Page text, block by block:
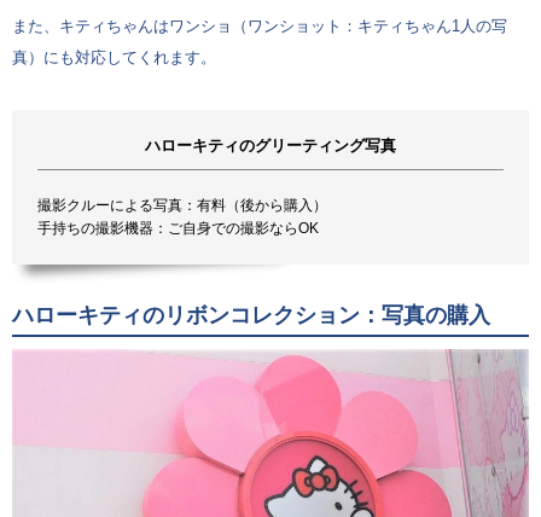
また、キティちゃんはワンショ（ワンショット：キティちゃん1人の写
真）にも対応してくれます。
ハローキティのグリーティング写真
撮影クルーによる写真：有料（後から購入）
手持ちの撮影機器：ご自身での撮影ならOK
ハローキティのリボンコレクション：写真の購入